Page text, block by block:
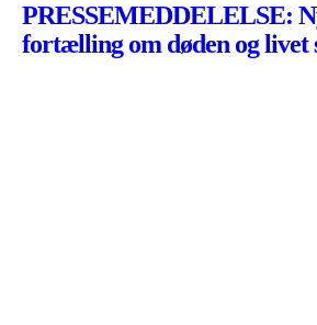
PRESSEMEDDELELSE:
fortælling om døden og